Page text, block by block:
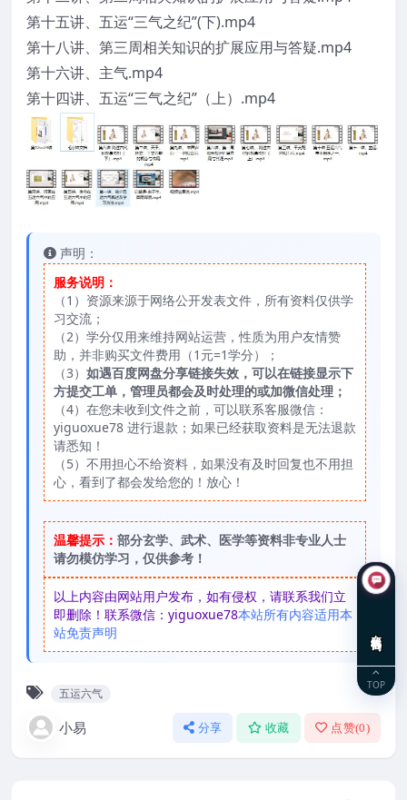
第十五讲、五运“三气之纪”(下).mp4
第十八讲、第三周相关知识的扩展应用与答疑.mp4
第十六讲、主气.mp4
第十四讲、五运“三气之纪”（上）.mp4
声明：
服务说明：
（1）资源来源于网络公开发表文件，所有资料仅供学
习交流；
（2）学分仅用来维持网站运营，性质为用户友情赞
助，并非购买文件费用（1元=1学分）；
（3） 如遇百度网盘分享链接失效，可以在链接显示下
方提交工单，管理员都会及时处理的或加微信处理；
（4）在您未收到文件之前，可以联系客服微信：
yiguoxue78 进行退款；如果已经获取资料是无法退款
请悉知！
（5）不用担心不给资料，如果没有及时回复也不用担
心，看到了都会发给您的！放心！
温馨提示： 部分玄学、武术、医学等资料非专业人士
请勿模仿学习，仅供参考！
以上内容由网站用户发布，如有侵权，请联系我们立
即删除！联系微信：yiguoxue78本站所有内容适用本
站免责声明
五运六气
小易 分享 收藏 点赞(0)
TOP